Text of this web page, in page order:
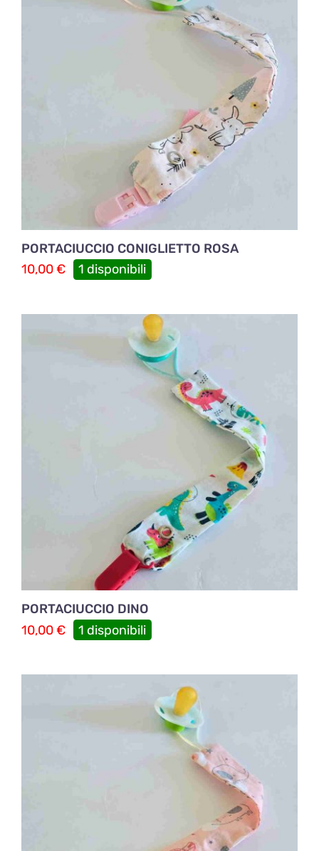
PORTACIUCCIO CONIGLIETTO ROSA
10,00€ 1 disponibili
PORTACIUCCIO DINO
10,00€ 1 disponibili